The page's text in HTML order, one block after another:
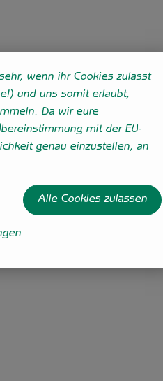
wenn ihr Cookies zulasst
und uns somit erlaubt,
Da wir eure
mit der EU-
genau einzustellen, an
Alle Cookies zulassen